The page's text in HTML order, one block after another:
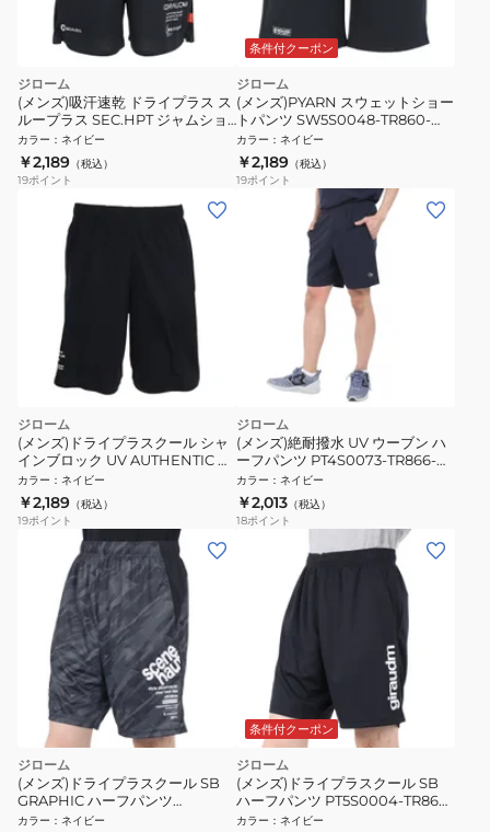
ジローム
(メンズ)吸汗速乾 ドライプラス ス
ループラス SEC.HPT ジャムショ
ーツ PT6S0042-TR866-GRES
NVY
カラー ： ネイビー
￥2,189 （税込）
19ポイント
条件付クーポン
ジローム
(メンズ)PYARN スウェットショー
トパンツ SW5S0048-TR860-
GRHD NVY
カラー ： ネイビー
￥2,189 （税込）
19ポイント
ジローム
(メンズ)ドライプラスクール シャ
インブロック UV AUTHENTIC ハ
ーフパンツ PT6S0016-TR866-
GRSD NVY
カラー ： ネイビー
￥2,189 （税込）
19ポイント
ジローム
(メンズ)絶耐撥水 UV ウーブン ハ
ーフパンツ PT4S0073-TR866-
GRSD NVY
カラー ： ネイビー
￥2,013 （税込）
18ポイント
ジローム
(メンズ)ドライプラスクール SB
GRAPHIC ハーフパンツ
PT5S0003-TR866-GRSD NVY
カラー ： ネイビー
条件付クーポン
ジローム
(メンズ)ドライプラスクール SB
ハーフパンツ PT5S0004-TR866-
GRSD NVY
カラー ： ネイビー